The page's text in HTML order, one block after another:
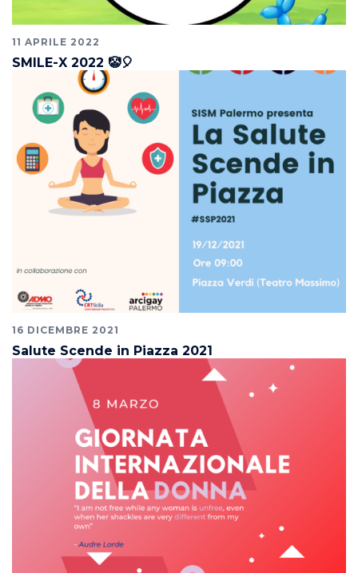
11 APRILE 2022
SMILE-X 2022 🤡🎈
16 DICEMBRE 2021
Salute Scende in Piazza 2021